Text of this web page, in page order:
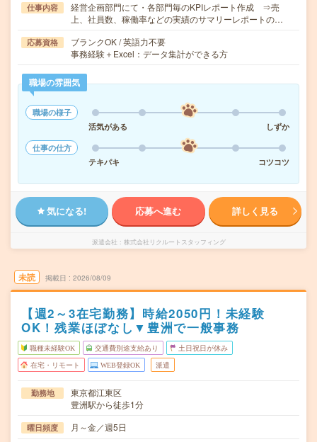
仕事内容
経営企画部門にて・各部門毎のKPIレポート作成 ⇒売
上、社員数、稼働率などの実績のサマリーレポートの…
応募資格
ブランクOK / 英語力不要
事務経験＋Excel：データ集計ができる方
職場の雰囲気
職場の様子
活気がある
しずか
仕事の仕方
テキパキ
コツコツ
気になる! 応募へ進む 詳しく見る
派遣会社 株式会社リクルートスタッフィング
未読 掲載日 2026/08/09
【週2～3在宅勤務】時給2050円！未経験
OK！残業ほぼなし▼豊洲で一般事務
職種未経験OK 交通費別途支給あり 土日祝日が休み
在宅・リモート WEB登録OK 派遣
勤務地
東京都江東区
豊洲駅から徒歩1分
曜日頻度 月～金／週5日